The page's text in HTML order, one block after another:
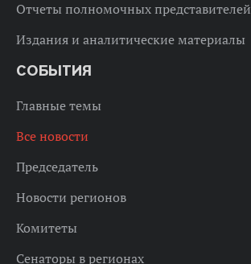
Отчеты полномочных представителей
Издания и аналитические материалы
СОБЫТИЯ
Главные темы
Все новости
Председатель
Новости регионов
Комитеты
Сенаторы в регионах